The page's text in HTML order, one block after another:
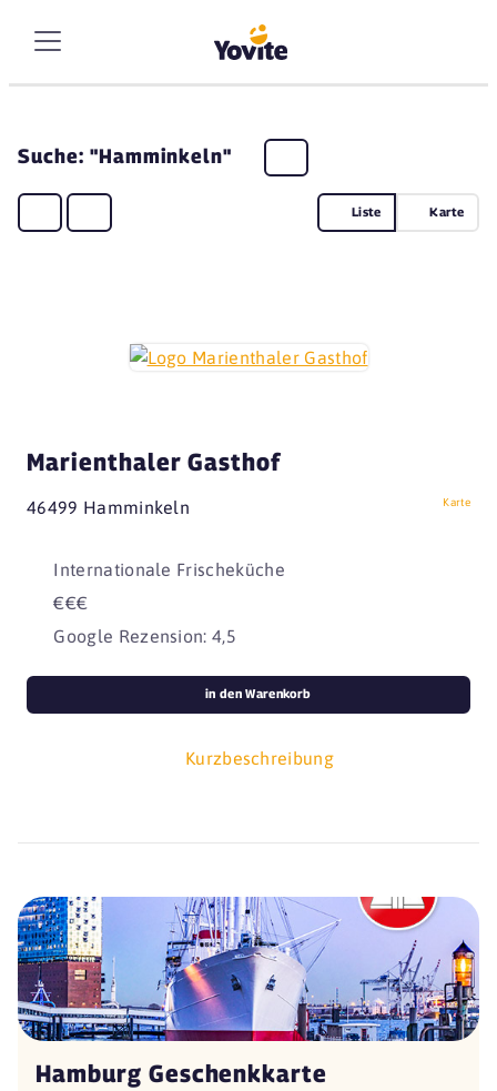
Suche: "Hamminkeln"
Liste Karte
Marienthaler Gasthof
46499 Hamminkeln Karte
Internationale Frischeküche
€€€
Google Rezension: 4,5
Kurzbeschreibung
in den Warenkorb
Hamburg Geschenkkarte